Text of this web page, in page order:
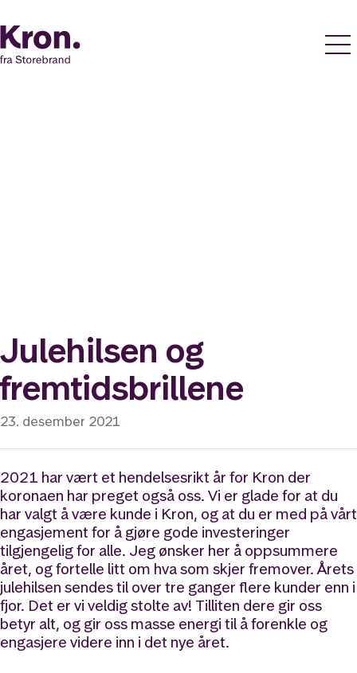
Julehilsen og
fremtidsbrillene
23. desember 2021
2021 har vært et hendelsesrikt år for Kron der
koronaen har preget også oss. Vi er glade for at du
har valgt å være kunde i Kron, og at du er med på vårt
engasjement for å gjøre gode investeringer
tilgjengelig for alle. Jeg ønsker her å oppsummere
året, og fortelle litt om hva som skjer fremover. Årets
julehilsen sendes til over tre ganger flere kunder enn i
fjor. Det er vi veldig stolte av! Tilliten dere gir oss
betyr alt, og gir oss masse energi til å forenkle og
engasjere videre inn i det nye året.